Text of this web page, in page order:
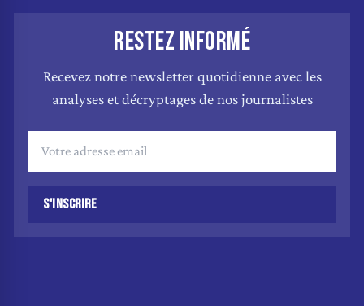
RESTEZ INFORMÉ
Recevez notre newsletter quotidienne avec les
analyses et décryptages de nos journalistes
S'INSCRIRE